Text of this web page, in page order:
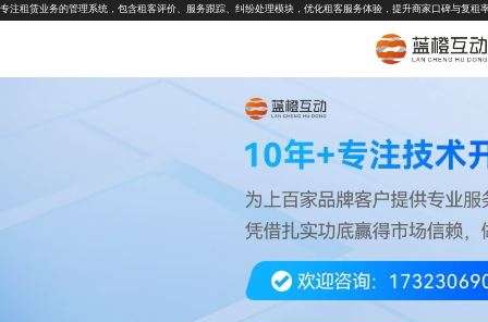
专注租赁业务的管理系统，包含租客评价、服务跟踪、纠纷处理模块，优化租客服务体验，提升商家口碑与复租